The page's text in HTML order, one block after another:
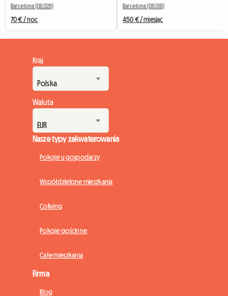
Barcelona (08028)
70 € / noc
Barcelona (08018)
450 € / miesiąc
Kraj
Waluta
Nasze typy zakwaterowania
Pokoje u gospodarzy
Współdzielone mieszkania
Coliving
Pokoje gościnne
Całe mieszkania
Firma
Blog